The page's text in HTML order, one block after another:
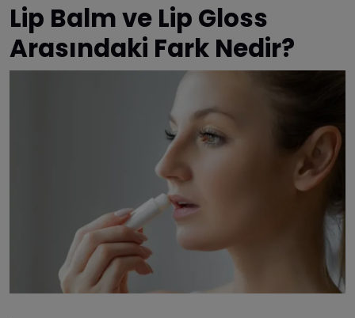
Lip Balm ve Lip Gloss
Arasındaki Fark Nedir?